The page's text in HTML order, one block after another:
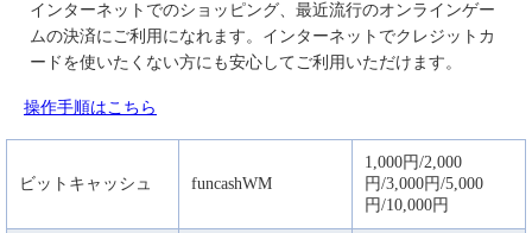
インターネットでのショッピング、最近流行のオンラインゲー
ムの決済にご利用になれます。インターネットでクレジットカ
ードを使いたくない方にも安心してご利用いただけます。
操作手順はこちら
ビットキャッシュ funcashWM
1,000円/2,000
円/3,000円/5,000
円/10,000円